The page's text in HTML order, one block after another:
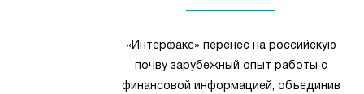
«Интерфакс» перенес на российскую
почву зарубежный опыт работы с
финансовой информацией, объединив